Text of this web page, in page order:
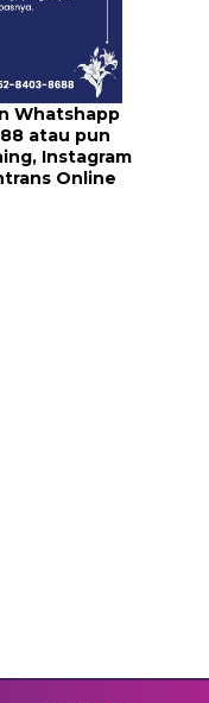
Whatshapp
atau pun
, Instagram
Online